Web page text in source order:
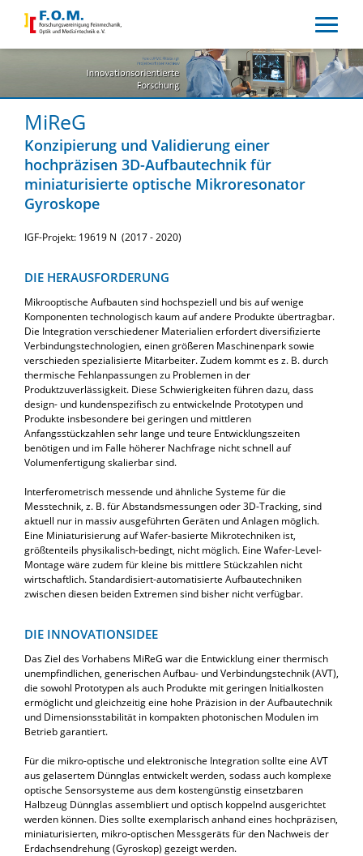
MiReG
Konzipierung und Validierung einer
hochpräzisen 3D-Aufbautechnik für
miniaturisierte optische Mikroresonator
Gyroskope
IGF-Projekt: 19619 N (2017 - 2020)
DIE HERAUSFORDERUNG
Mikrooptische Aufbauten sind hochspeziell und bis auf wenige
Komponenten technologisch kaum auf andere Produkte übertragbar.
Die Integration verschiedener Materialien erfordert diversifizierte
Verbindungstechnologien, einen größeren Maschinenpark sowie
verschieden spezialisierte Mitarbeiter. Zudem kommt es z. B. durch
thermische Fehlanpassungen zu Problemen in der
Produktzuverlässigkeit. Diese Schwierigkeiten führen dazu, dass
design- und kundenspezifisch zu entwickelnde Prototypen und
Produkte insbesondere bei geringen und mittleren
Anfangsstückzahlen sehr lange und teure Entwicklungszeiten
benötigen und im Falle höherer Nachfrage nicht schnell auf
Volumenfertigung skalierbar sind.
Interferometrisch messende und ähnliche Systeme für die
Messtechnik, z. B. für Abstandsmessungen oder 3D-Tracking, sind
aktuell nur in massiv ausgeführten Geräten und Anlagen möglich.
Eine Miniaturisierung auf Wafer-basierte Mikrotechniken ist,
größtenteils physikalisch-bedingt, nicht möglich. Eine Wafer-Level-
Montage wäre zudem für kleine bis mittlere Stückzahlen nicht
wirtschaftlich. Standardisiert-automatisierte Aufbautechniken
zwischen diesen beiden Extremen sind bisher nicht verfügbar.
DIE INNOVATIONSIDEE
Das Ziel des Vorhabens MiReG war die Entwicklung einer thermisch
unempfindlichen, generischen Aufbau- und Verbindungstechnik (AVT),
die sowohl Prototypen als auch Produkte mit geringen Initialkosten
ermöglicht und gleichzeitig eine hohe Präzision in der Aufbautechnik
und Dimensionsstabilität in kompakten photonischen Modulen im
Betrieb garantiert.
Für die mikro-optische und elektronische Integration sollte eine AVT
aus gelasertem Dünnglas entwickelt werden, sodass auch komplexe
optische Sensorsysteme aus dem kostengünstig einsetzbaren
Halbzeug Dünnglas assembliert und optisch koppelnd ausgerichtet
werden können. Dies sollte exemplarisch anhand eines hochpräzisen,
miniaturisierten, mikro-optischen Messgeräts für den Nachweis der
Erdachsendrehung (Gyroskop) gezeigt werden.